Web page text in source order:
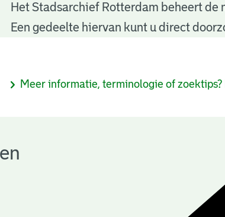
Het Stadsarchief Rotterdam beheert
Een gedeelte hiervan kunt u direct
Informatiepagina's
archieven
Meer informatie, terminologie of